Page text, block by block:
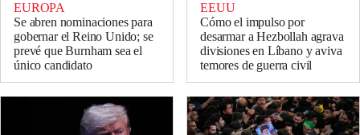
EUROPA
Se abren nominaciones para
gobernar el Reino Unido; se
prevé que Burnham sea el
único candidato
EEUU
Cómo el impulso por
desarmar a Hezbollah agrava
divisiones en Líbano y aviva
temores de guerra civil